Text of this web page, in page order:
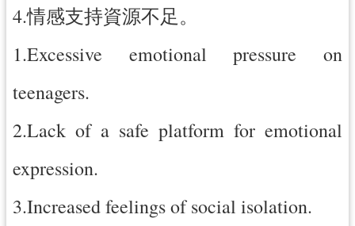
開
放
宣
告
4.情感支持資源不足。
1.Excessive emotional pressure on
teenagers.
2.Lack of a safe platform for emotional
expression.
3.Increased feelings of social isolation.